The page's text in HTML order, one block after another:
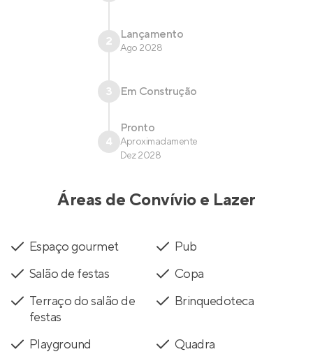
2 Lançamento
Ago 2028
3 Em Construção
4
Pronto
Aproximadamente
Dez 2028
Áreas de Convívio e Lazer
Espaço gourmet
Pub
Salão de festas
Copa
Terraço do salão de
festas
Brinquedoteca
Playground Quadra